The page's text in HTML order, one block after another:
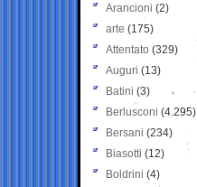
Arancioni (2)
arte (175)
Attentato (329)
Auguri (13)
Batini (3)
Berlusconi (4.295)
Bersani (234)
Biasotti (12)
Boldrini (4)